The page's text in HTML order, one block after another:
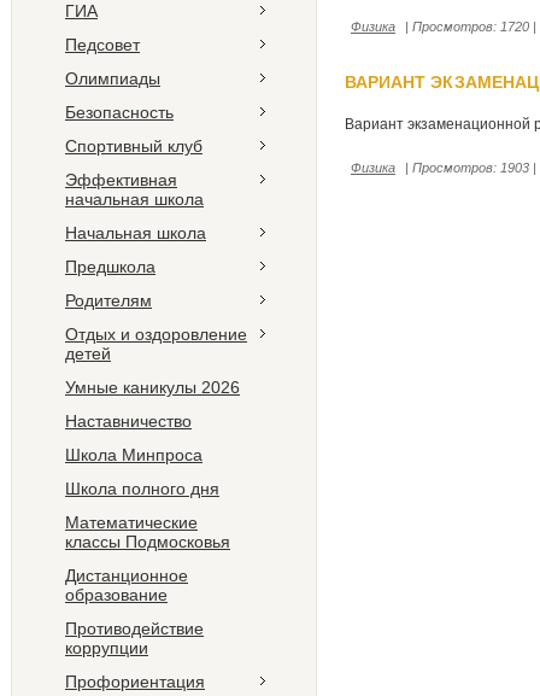
ГИА
Педсовет
Олимпиады
Безопасность
Спортивный клуб
Эффективная
начальная школа
Начальная школа
Предшкола
Родителям
Отдых и оздоровление
детей
Умные каникулы 2026
Наставничество
Школа Минпроса
Школа полного дня
Математические
классы Подмосковья
Дистанционное
образование
Противодействие
коррупции
Профориентация
Физика | Просмотров: 1720 |
ВАРИАНТ
Вариант экзаменационной
Физика | Просмотров: 1903 |